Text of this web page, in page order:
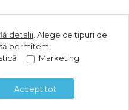
detalii Alege ce tipuri de
permitem:
Marketing
Accept tot